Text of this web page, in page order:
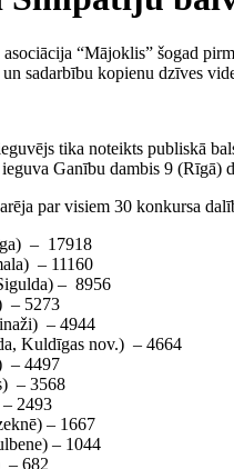
“Mājoklis” šogad
sadarbību kopienu dzīves
tika noteikts publiskā
Ganību dambis 9
par visiem 30 konkursa
– 17918
– 11160
– 8956
– 5273
– 4944
Kuldīgas nov.) – 4664
– 4497
– 3568
2493
– 1667
– 1044
– 682